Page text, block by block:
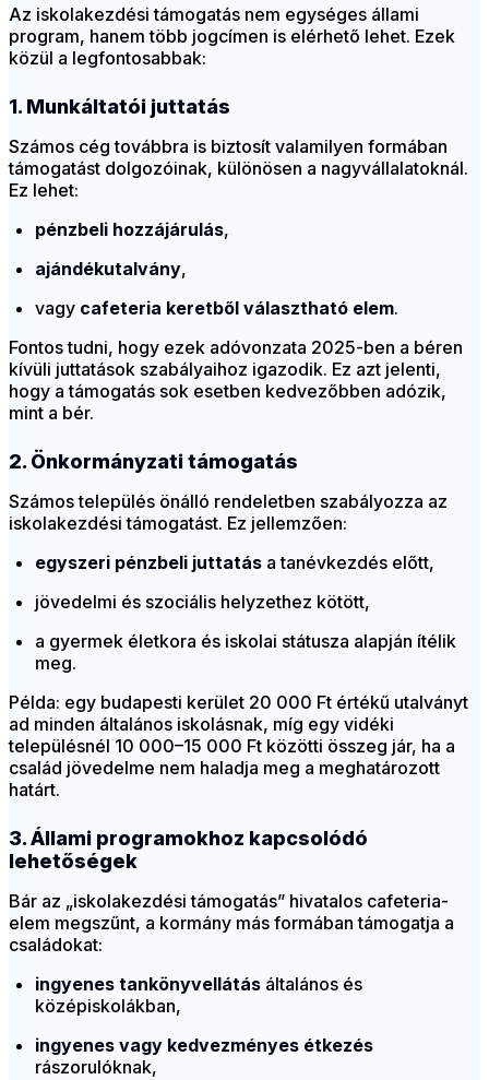
Az iskolakezdési támogatás nem egységes állami
program, hanem több jogcímen is elérhető lehet. Ezek
közül a legfontosabbak:
1. Munkáltatói juttatás
Számos cég továbbra is biztosít valamilyen formában
támogatást dolgozóinak, különösen a nagyvállalatoknál.
Ez lehet:
pénzbeli hozzájárulás,
ajándékutalvány,
vagy cafeteria keretből választható elem.
Fontos tudni, hogy ezek adóvonzata 2025-ben a béren
kívüli juttatások szabályaihoz igazodik. Ez azt jelenti,
hogy a támogatás sok esetben kedvezőbben adózik,
mint a bér.
2. Önkormányzati támogatás
Számos település önálló rendeletben szabályozza az
iskolakezdési támogatást. Ez jellemzően:
egyszeri pénzbeli juttatás a tanévkezdés előtt,
jövedelmi és szociális helyzethez kötött,
a gyermek életkora és iskolai státusza alapján ítélik
meg.
Példa: egy budapesti kerület 20 000 Ft értékű utalványt
ad minden általános iskolásnak, míg egy vidéki
településnél 10 000–15 000 Ft közötti összeg jár, ha a
család jövedelme nem haladja meg a meghatározott
határt.
3. Állami programokhoz kapcsolódó
lehetőségek
Bár az „iskolakezdési támogatás” hivatalos cafeteria-
elem megszűnt, a kormány más formában támogatja a
családokat:
ingyenes tankönyvellátás általános és
középiskolákban,
ingyenes vagy kedvezményes étkezés
rászorulóknak,